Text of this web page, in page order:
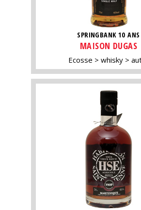
SPRINGBANK 10 ANS
MAISON DUGAS
Ecosse whisky